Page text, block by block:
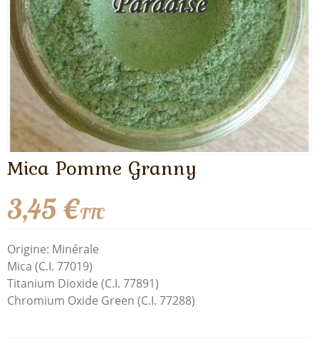
Mica Pomme Granny
3,45 €TTC
Origine: Minérale
Mica (C.I. 77019)
Titanium Dioxide (C.I. 77891)
Chromium Oxide Green (C.I. 77288)